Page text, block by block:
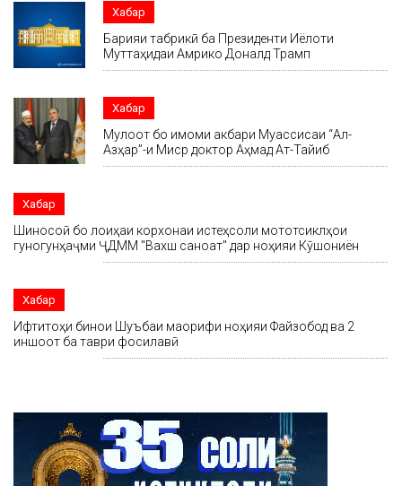
Хабар
Барқияи табрикӣ ба Президенти Иёлоти
Муттаҳидаи Амрико Доналд Трамп
Хабар
Мулоқот бо имоми акбари Муассисаи “Ал-
Азҳар”-и Миср доктор Аҳмад Ат-Тайиб
Хабар
Шиносоӣ бо лоиҳаи корхонаи истеҳсоли мототсиклҳои
гуногунҳаҷми ҶДММ "Вахш саноат" дар ноҳияи Кӯшониён
Хабар
Ифтитоҳи бинои Шуъбаи маорифи ноҳияи Файзобод ва 2
иншоот ба таври фосилавӣ